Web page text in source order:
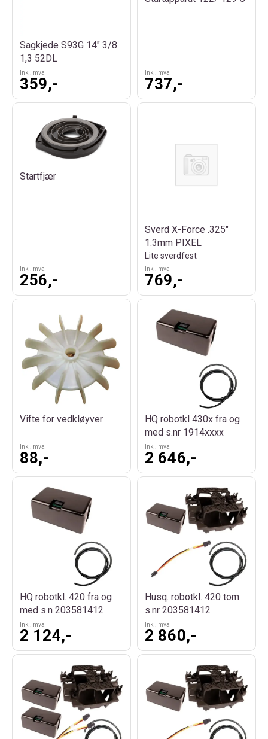
Sagkjede S93G 14" 3/8
1,3 52DL
Inkl. mva
359,-
Inkl. mva
737,-
Startfjær
Inkl. mva
256,-
Sverd X-Force .325"
1.3mm PIXEL
Lite sverdfest
Inkl. mva
769,-
Vifte for vedkløyver
Inkl. mva
88,-
HQ robotkl 430x fra og
med s.nr 1914xxxx
Inkl. mva
2 646,-
HQ robotkl. 420 fra og
med s.n 203581412
Inkl. mva
2 124,-
Husq. robotkl. 420 tom.
s.nr 203581412
Inkl. mva
2 860,-